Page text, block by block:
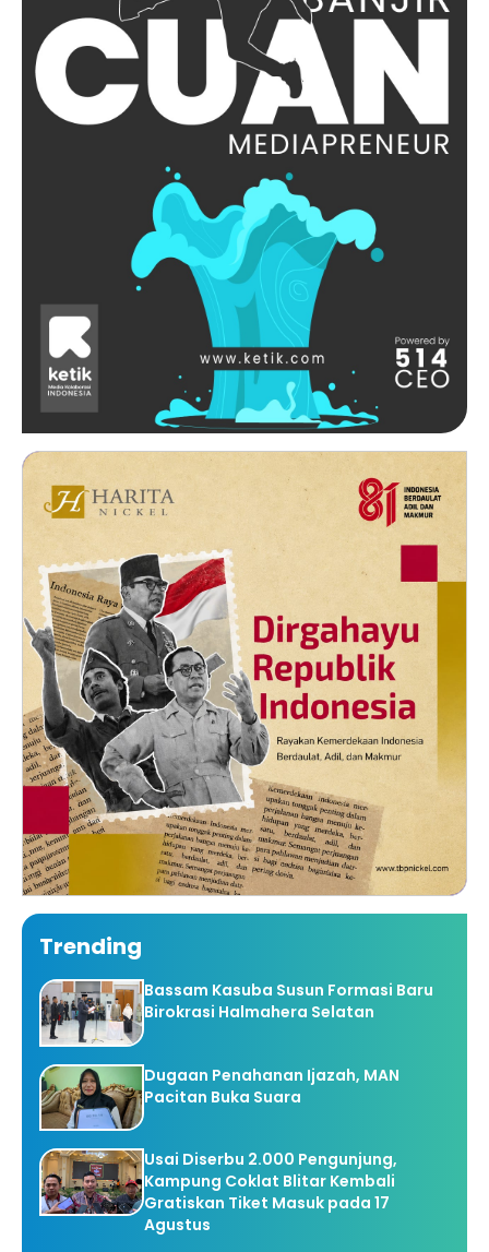
Trending
Bassam Kasuba Susun Formasi Baru
Birokrasi Halmahera Selatan
Dugaan Penahanan Ijazah, MAN
Pacitan Buka Suara
Usai Diserbu 2.000 Pengunjung,
Kampung Coklat Blitar Kembali
Gratiskan Tiket Masuk pada 17
Agustus